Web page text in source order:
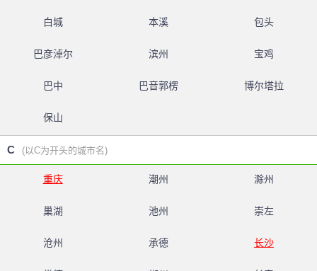
白城 本溪 包头
巴彦淖尔 滨州 宝鸡
巴中 巴音郭楞 博尔塔拉
保山
C (以C为开头的城市名)
重庆 潮州 滁州
巢湖 池州 崇左
沧州 承德 长沙